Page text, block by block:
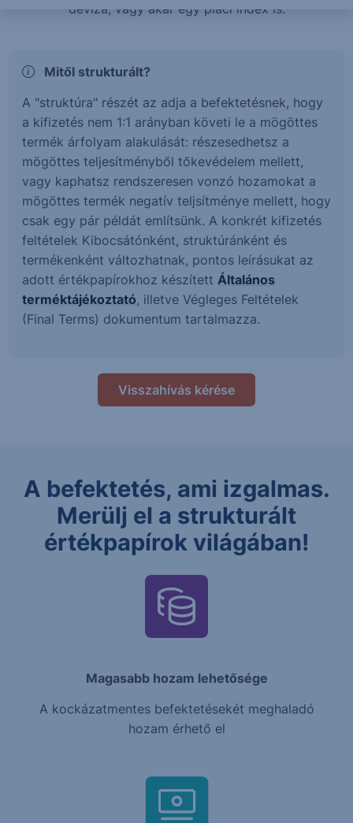
deviza, vagy akár egy piaci index is.
Mitől strukturált?
A "struktúra" részét az adja a befektetésnek, hogy
a kifizetés nem 1:1 arányban követi le a mögöttes
termék árfolyam alakulását: részesedhetsz a
mögöttes teljesítményből tőkevédelem mellett,
vagy kaphatsz rendszeresen vonzó hozamokat a
mögöttes termék negatív teljsítménye mellett, hogy
csak egy pár példát említsünk. A konkrét kifizetés
feltételek Kibocsátónként, struktúránként és
termékenként változhatnak, pontos leírásukat az
adott értékpapírokhoz készített Általános
terméktájékoztató, illetve Végleges Feltételek
(Final Terms) dokumentum tartalmazza.
Visszahívás kérése
A befektetés, ami izgalmas.
Merülj el a strukturált
értékpapírok világában!
Magasabb hozam lehetősége
A kockázatmentes befektetésekét meghaladó
hozam érhető el